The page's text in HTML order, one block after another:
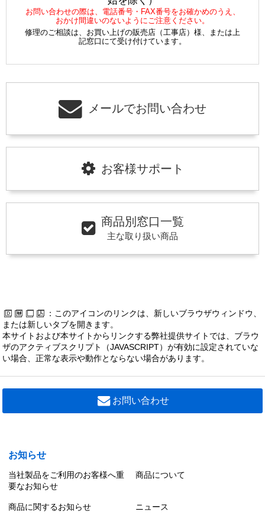
お問い合わせの際は、電話番号・FAX番号をお確かめのうえ、
おかけ間違いのないようにご注意ください。
修理のご相談は、お買い上げの販売店（工事店）様、または上
記窓口にて受け付けています。
メールでお問い合わせ
お客様サポート
商品別窓口一覧
主な取り扱い商品
：このアイコンのリンクは、新しいブラウザウィンドウ、
または新しいタブを開きます。
本サイトおよび本サイトからリンクする弊社提供サイトでは、ブラウ
ザのアクティブスクリプト（JAVASCRIPT）が有効に設定されていな
い場合、正常な表示や動作とならない場合があります。
お問い合わせ
お知らせ
当社製品をご利用のお客様へ重
要なお知らせ
商品について
商品に関するお知らせ ニュース